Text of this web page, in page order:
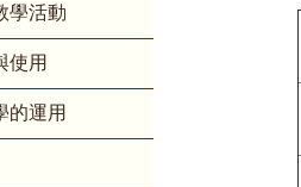
學活動
使用
的運用